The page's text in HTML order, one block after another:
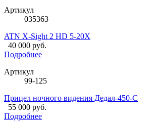
Артикул
035363
ATN X-Sight 2 HD 5-20X
40 000 руб.
Подробнее
Артикул
99-125
Прицел ночного видения Дедал-450-С
55 000 руб.
Подробнее